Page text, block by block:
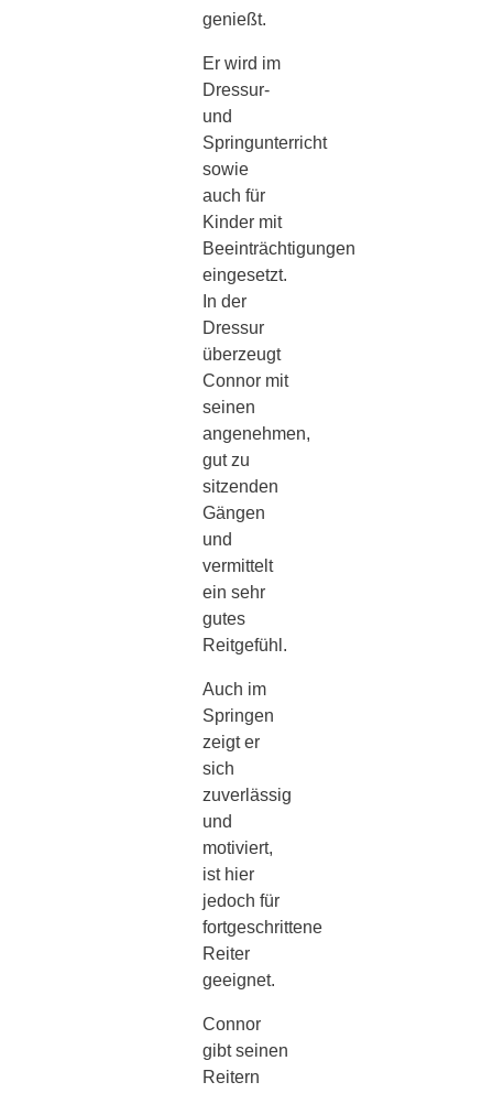
genießt.
Er wird im
Dressur-
und
Springunterricht
sowie
auch für
Kinder mit
Beeinträchtigungen
eingesetzt.
In der
Dressur
überzeugt
Connor mit
seinen
angenehmen,
gut zu
sitzenden
Gängen
und
vermittelt
ein sehr
gutes
Reitgefühl.
Auch im
Springen
zeigt er
sich
zuverlässig
und
motiviert,
ist hier
jedoch für
fortgeschrittene
Reiter
geeignet.
Connor
gibt seinen
Reitern